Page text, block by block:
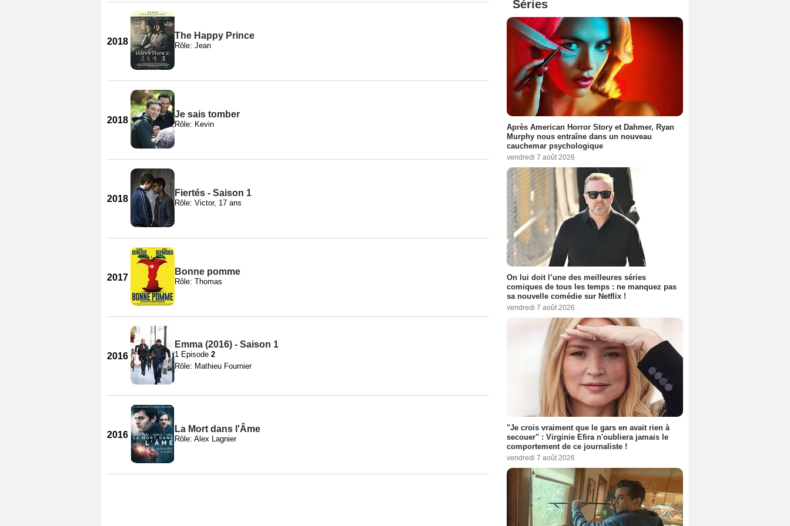
2018
The Happy Prince
Rôle: Jean
2018
Je sais tomber
Rôle: Kevin
2018
Fiertés - Saison 1
Rôle: Victor, 17 ans
2017
Bonne pomme
Rôle: Thomas
2016
Emma (2016) - Saison 1
1 Episode 2
Rôle: Mathieu Fournier
2016
La Mort dans l'Âme
Rôle: Alex Lagnier
Séries
Après American Horror Story et Dahmer, Ryan
Murphy nous entraîne dans un nouveau
cauchemar psychologique
vendredi 7 août 2026
On lui doit l’une des meilleures séries
comiques de tous les temps : ne manquez pas
sa nouvelle comédie sur Netflix !
vendredi 7 août 2026
"Je crois vraiment que le gars en avait rien à
secouer" : Virginie Efira n'oubliera jamais le
comportement de ce journaliste !
vendredi 7 août 2026